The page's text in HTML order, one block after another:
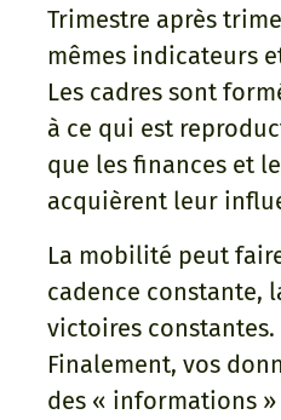
Trimestre après
mêmes indicateurs
Les cadres sont
à ce qui est
que les finances et
acquièrent leur
La mobilité peut
cadence constante,
victoires constantes.
Finalement, vos
des « informations